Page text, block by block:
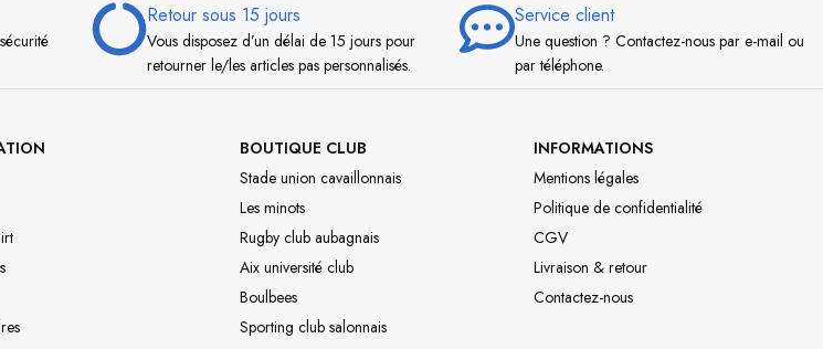
Retour sous 15 jours
Vous disposez d’un délai de 15 jours pour
retourner le/les articles pas personnalisés.
Service client
Une question ? Contactez-nous par e-mail ou
par téléphone.
BOUTIQUE CLUB
Stade union cavaillonnais
Les minots
Rugby club aubagnais
Aix université club
Boulbees
Sporting club salonnais
INFORMATIONS
Mentions légales
Politique de confidentialité
CGV
Livraison & retour
Contactez-nous